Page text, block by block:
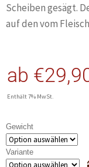
Scheiben gesägt.
auf den vom
ab €
Enthält 7% MwSt.
Gewicht
Variante